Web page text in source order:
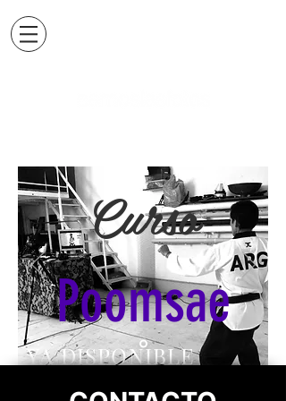
Curso
Poomsae
YA DISPONIBLE